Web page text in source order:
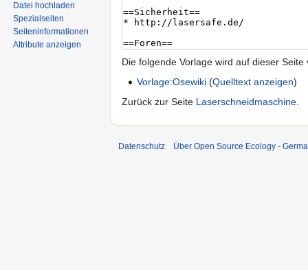
Die folgende Vorlage wird auf dieser Seite
Vorlage:Osewiki (Quelltext anzeigen)
Zurück zur Seite Laserschneidmaschine.
Datei hochladen
Spezialseiten
Seiten­informationen
Attribute anzeigen
Datenschutz Über Open Source Ecology -